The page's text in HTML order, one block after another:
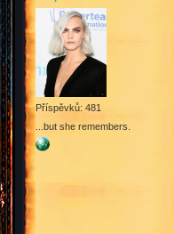
Příspěvků: 481
...but she remembers.